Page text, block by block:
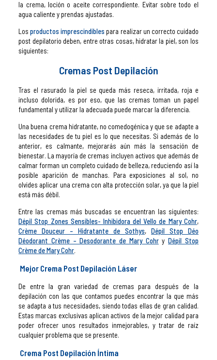
la crema, loción o aceite correspondiente. Evitar sobre todo el
agua caliente y prendas ajustadas.
Losproductos imprescindibles para realizar un correcto cuidado
post depilatorio deben, entre otras cosas, hidratar la piel, son los
siguientes:
Cremas Post Depilación
Tras el rasurado la piel se queda más reseca, irritada, roja e
incluso dolorida, es por eso, que las cremas toman un papel
fundamental y utilizar la adecuada puede marcar la diferencia.
Una buena crema hidratante, no comedogénica y que se adapte a
las necesidades de tu piel es lo que necesitas. Si además de lo
anterior, es calmante, mejorarás aún más la sensación de
bienestar. La mayoría de cremas incluyen activos que además de
calmar forman un completo cuidado de belleza, reduciendo así la
posible aparición de manchas. Para exposiciones al sol, no
olvides aplicar una crema con alta protección solar, ya que la piel
está más débil.
Entre las cremas más buscadas se encuentran las siguientes:
Dépil Stop Zones Sensibles- Inhibidora del Vello de Mary Cohr,
Crème Douceur – Hidratante de Sothys, Dépil Stop Déo
Déodorant Crème – Desodorante de Mary CohryDépil Stop
Crème de Mary Cohr.
Mejor Crema Post Depilación Láser
De entre la gran variedad de cremas para después de la
depilación con las que contamos puedes encontrar la que más
se adapta a tus necesidades, siendo todas ellas de gran calidad.
Estas marcas exclusivas aplican activos de la mejor calidad para
poder ofrecer unos resultados inmejorables, y tratar de raíz
cualquier problema que se presente.
Crema Post Depilación Íntima